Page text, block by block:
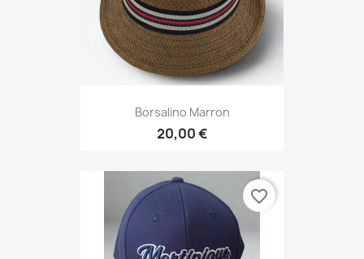
Borsalino Marron
20,00 €
favorite_border